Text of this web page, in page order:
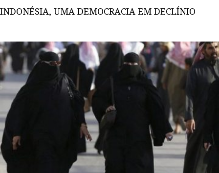
INDONÉSIA, UMA DEMOCRACIA EM DECLÍNIO